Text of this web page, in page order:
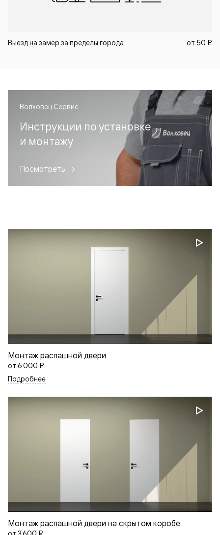
Выезд на замер за пределы города от 50 ₽
Волховец Сервис
Инструкции по установке
и монтажу
Посмотреть
Монтаж распашной двери
от 6 000 ₽
Подробнее
Монтаж распашной двери на скрытом коробе
от 3 600 ₽